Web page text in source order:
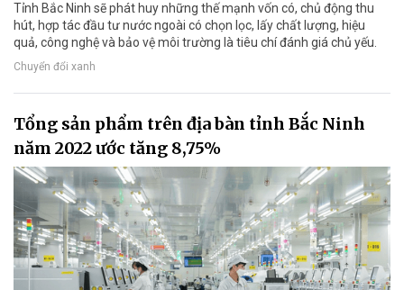
Tỉnh Bắc Ninh sẽ phát huy những thế mạnh vốn có, chủ động thu
hút, hợp tác đầu tư nước ngoài có chọn lọc, lấy chất lượng, hiệu
quả, công nghệ và bảo vệ môi trường là tiêu chí đánh giá chủ yếu.
Chuyển đổi xanh
Tổng sản phẩm trên địa bàn tỉnh Bắc Ninh
năm 2022 ước tăng 8,75%